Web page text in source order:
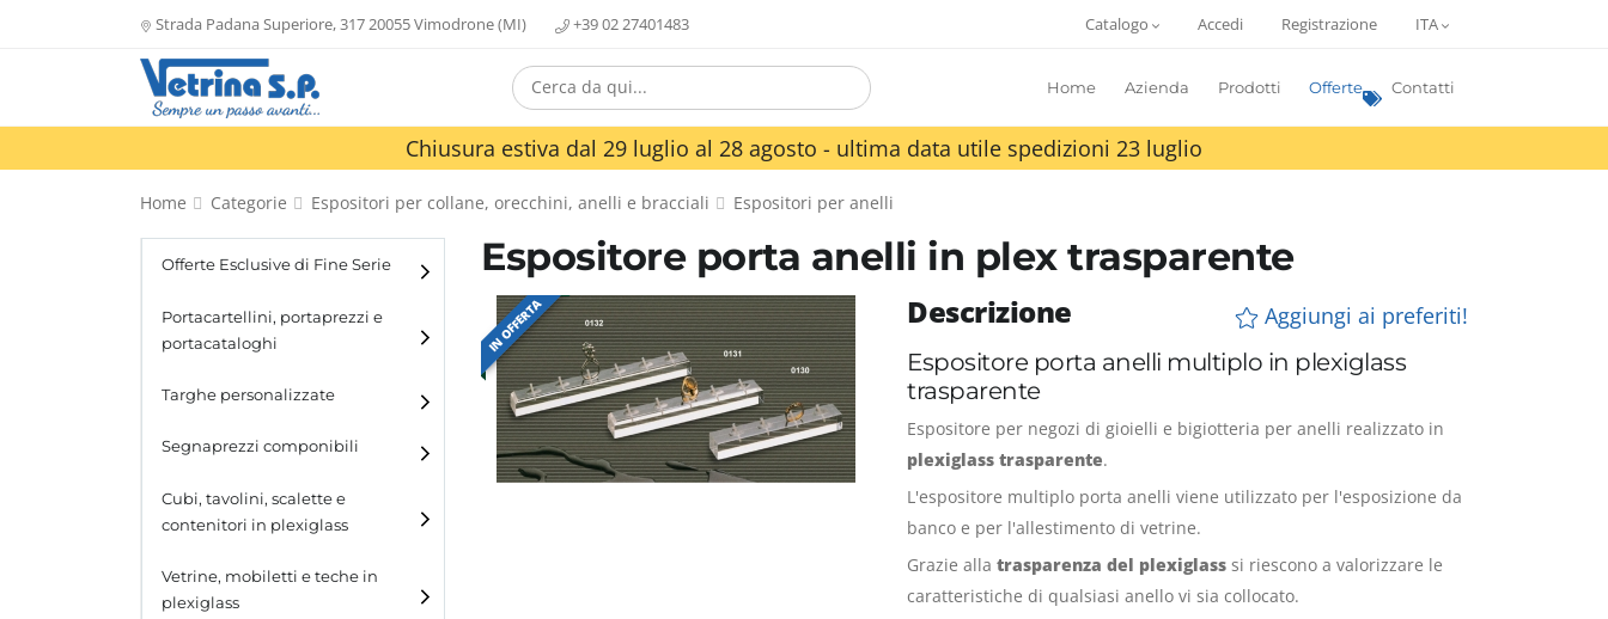
Strada Padana Superiore, 317 20055 Vimodrone (MI) +39 02 27401483 Catalogo Accedi Registrazione ITA
Home Azienda Prodotti Offerte Contatti
Chiusura estiva dal 29 luglio al 28 agosto - ultima data utile spedizioni 23 luglio
Home Categorie Espositori per collane, orecchini, anelli e bracciali Espositori per anelli
Offerte Esclusive di Fine Serie
Portacartellini, portaprezzi e
portacataloghi
Portacartellini
Portacataloghi
Targhe personalizzate
Segnaprezzi componibili
Cubi, tavolini, scalette e
contenitori in plexiglass
Cubi
Vetrine, mobiletti e teche in
plexiglass
Espositore porta anelli in plex trasparente
IN OFFERTA Descrizione
Aggiungi ai preferiti!
Espositore porta anelli multiplo in plexiglass
trasparente
Espositore per negozi di gioielli e bigiotteria per anelli realizzato in
plexiglass trasparente.
L'espositore multiplo porta anelli viene utilizzato per l'esposizione da
banco e per l'allestimento di vetrine.
Grazie allatrasparenza del plexiglass si riescono a valorizzare le
caratteristiche di qualsiasi anello vi sia collocato.